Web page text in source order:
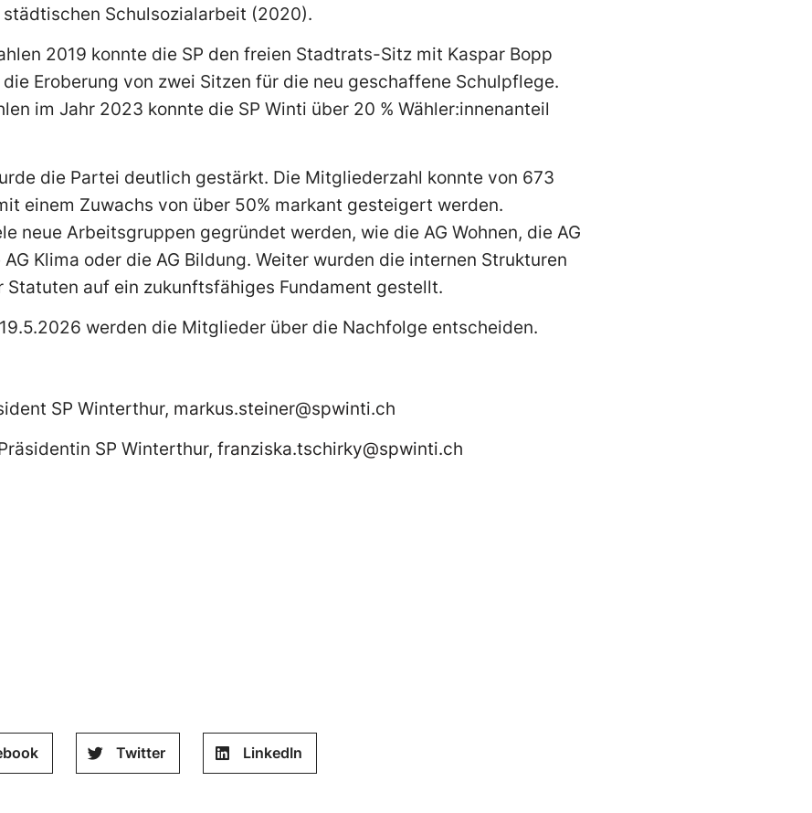
Schulsozialarbeit (2020).
2019 konnte die SP den freien Stadtrats-Sitz mit Kaspar Bopp
Eroberung von zwei Sitzen für die neu geschaffene Schulpflege.
im Jahr 2023 konnte die SP Winti über 20 % Wähler:innenanteil
die Partei deutlich gestärkt. Die Mitgliederzahl konnte von 673
einem Zuwachs von über 50% markant gesteigert werden.
neue Arbeitsgruppen gegründet werden, wie die AG Wohnen, die AG
Klima oder die AG Bildung. Weiter wurden die internen Strukturen
Statuten auf ein zukunftsfähiges Fundament gestellt.
werden die Mitglieder über die Nachfolge entscheiden.
SP Winterthur, markus.steiner@spwinti.ch
SP Winterthur, franziska.tschirky@spwinti.ch
Twitter LinkedIn